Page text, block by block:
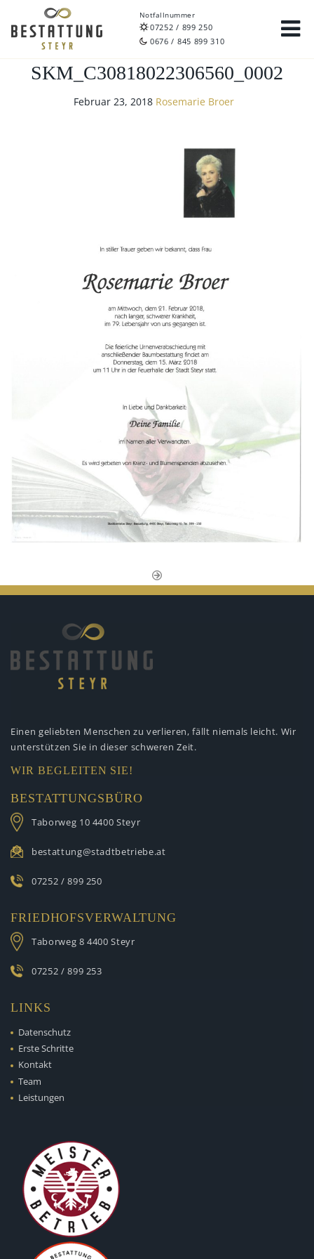
Notfallnummer
07252 / 899 250
0676 / 845 899 310
SKM_C30818022306560_0002
Februar 23, 2018 Rosemarie Broer
Einen geliebten Menschen zu verlieren, fällt niemals leicht. Wir
unterstützen Sie in dieser schweren Zeit.
WIR BEGLEITEN SIE!
BESTATTUNGSBÜRO
Taborweg 10 4400 Steyr
bestattung@stadtbetriebe.at
07252 / 899 250
FRIEDHOFSVERWALTUNG
Taborweg 8 4400 Steyr
07252 / 899 253
LINKS
Datenschutz
Erste Schritte
Kontakt
Team
Leistungen